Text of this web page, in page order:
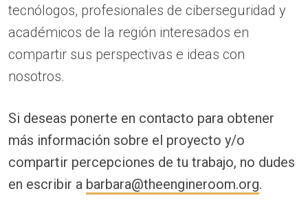
tecnólogos, profesionales de ciberseguridad y
académicos de la región interesados en
compartir sus perspectivas e ideas con
nosotros.
Si deseas ponerte en contacto para obtener
más información sobre el proyecto y/o
compartir percepciones de tu trabajo, no dudes
en escribir a barbara@theengineroom.org.